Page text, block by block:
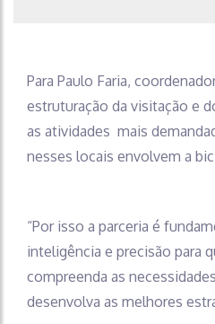
Para Paulo Faria,
estruturação da visitação e
as atividades mais
nesses locais envolvem a
“Por isso a parceria é
inteligência e precisão para
compreenda as
desenvolva as melhores